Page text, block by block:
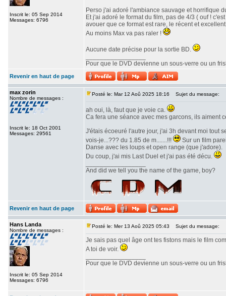
Inscrit le: 05 Sep 2014
Messages: 6796
Perso j'ai adoré l'ambiance sauvage et horrifique
Et j'ai adoré le format du film, pas de 4/3 ( ouf !
avouer que ce format est rare, le récent et
Au moins Max va pas raler !
Aucune date précise pour la sortie BD.
Pour que le DVD devienne un sous-verre ou un
Revenir en haut de page
max zorin
Nombre de messages :
Inscrit le: 18 Oct 2001
Messages: 29561
Posté le: Mar 12 Aoû 2025 18:16 Sujet du message:
ah oui, là, faut que je voie ca.
Ca fera une séance avec mes garcons, ils aiment
J'étais écoeuré l'autre jour, j'ai 3h devant moi tout
vois-je...??? du 1.85 de m.......!!!
Sur un film
Danse avec les loups et open range (que j'adore).
Du coup, j'ai mis Last Duel et j'ai pas été décu.
And did we tell you the name of the game, boy?
Revenir en haut de page
Hans Landa
Nombre de messages :
Inscrit le: 05 Sep 2014
Messages: 6796
Posté le: Mer 13 Aoû 2025 05:43 Sujet du message:
Je sais pas quel âge ont tes fistons mais le film
A toi de voir.
Pour que le DVD devienne un sous-verre ou un